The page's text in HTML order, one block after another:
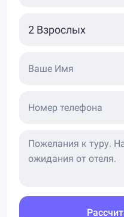
Ваше Имя
Номер телефона